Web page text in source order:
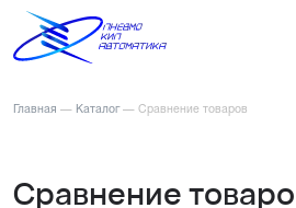
Главная — Каталог — Сравнение товаров
Сравнение